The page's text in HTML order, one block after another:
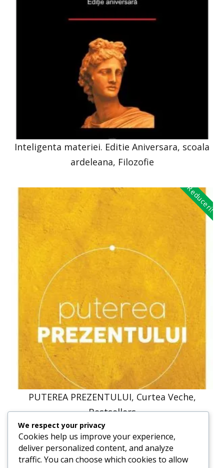
Inteligenta materiei. Editie Aniversara, scoala
ardeleana, Filozofie
Reduceri!
PUTEREA PREZENTULUI, Curtea Veche,
Bestsellers
58,14lei
We respect your privacy
Cookies help us improve your experience,
deliver personalized content, and analyze
traffic. You can choose which cookies to allow